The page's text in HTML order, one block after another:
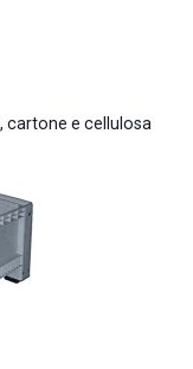
cartone e cellulosa